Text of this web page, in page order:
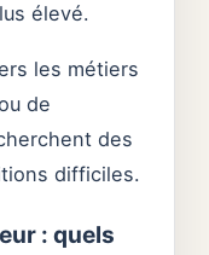
élevé.
les métiers
de
des
difficiles.
: quels